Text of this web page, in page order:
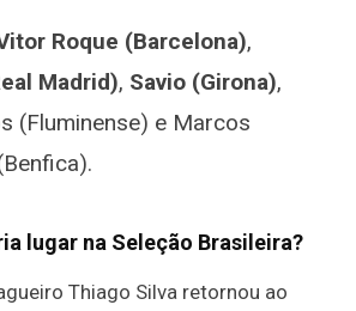
Roque (Barcelona),
Madrid), Savio (Girona),
(Fluminense) e Marcos
lugar na Seleção Brasileira?
Thiago Silva retornou ao